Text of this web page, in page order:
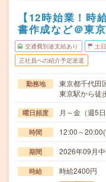
【12時始業！時
書作成など＠東
交通費別途支給あり 土
正社員への紹介予定派遣
勤務地
東京都千代田
東京駅から徒
曜日頻度 月～金（週5
時間 12:00～
期間 2026年09月
時給 時給2400円